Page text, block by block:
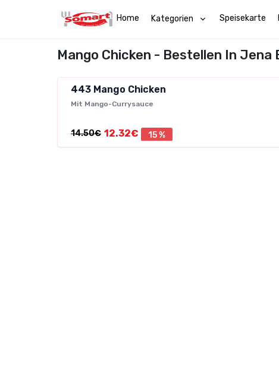
Home Kategorien Speisekarte
Mango Chicken - Bestellen In
443 Mango Chicken
Mit Mango-Currysauce
14.50€ 12.32€ 15 %